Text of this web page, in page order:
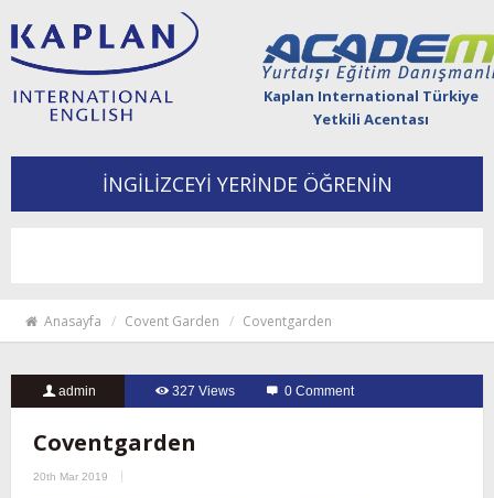
Kaplan International Türkiye
Yetkili Acentası
İNGİLİZCEYİ YERİNDE ÖĞRENİN
Anasayfa Covent Garden Coventgarden
admin 327 Views 0 Comment
Coventgarden
20th Mar 2019